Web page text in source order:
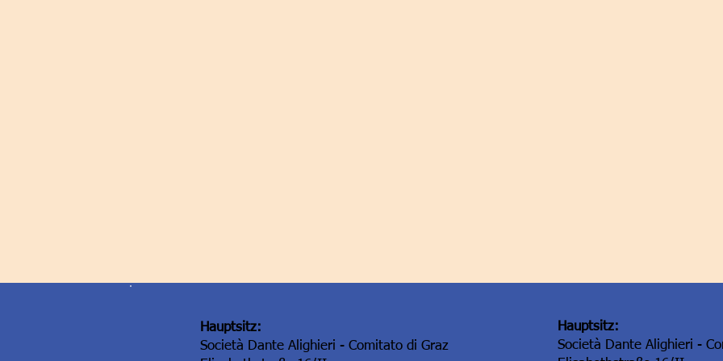
Hauptsitz:
Società Dante Alighieri - Comitato di Graz
Hauptsitz:
Società Dante Alighieri -